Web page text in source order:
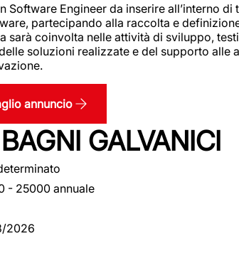
Software Engineer da inserire all’interno
partecipando alla raccolta e
sarà coinvolta nelle attività di sviluppo,
soluzioni realizzate e del supporto
annuncio
GALVANICI
- 25000 annuale
2026